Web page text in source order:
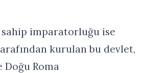
imparatorluğu ise
kurulan bu devlet,
Doğu Roma